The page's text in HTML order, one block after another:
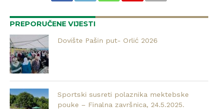
PREPORUČENE VIJESTI
Dovište Pašin put- Orlić 2026
Sportski susreti polaznika mektebske
pouke – Finalna završnica, 24.5.2025.